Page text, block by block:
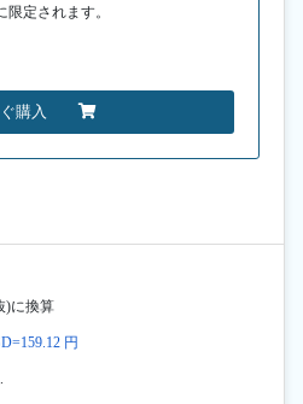
定されます。
購入
)に換算
円